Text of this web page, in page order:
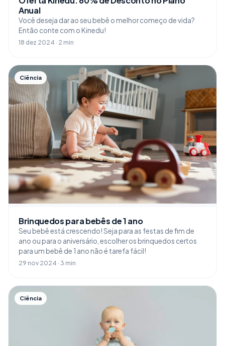
Anual
Você deseja dar ao seu bebê o melhor começo de vida?
Então conte com o Kinedu!
18 dez 2024 · 2 min
Ciência
Brinquedos para bebês de 1 ano
Seu bebê está crescendo! Seja para as festas de fim de
ano ou para o aniversário, escolher os brinquedos certos
para um bebê de 1 ano não é tarefa fácil!
29 nov 2024 · 3 min
Ciência